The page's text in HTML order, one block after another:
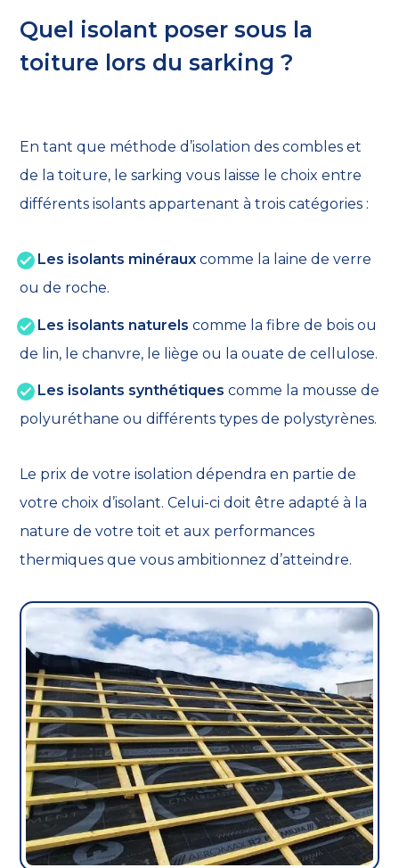
Quel isolant poser sous la
toiture lors du sarking ?
En tant que méthode d’isolation des combles et
de la toiture, le sarking vous laisse le choix entre
différents isolants appartenant à trois catégories :
Les isolants minéraux comme la laine de verre
ou de roche.
Les isolants naturels comme la fibre de bois ou
de lin, le chanvre, le liège ou la ouate de cellulose.
Les isolants synthétiques comme la mousse de
polyuréthane ou différents types de polystyrènes.
Le prix de votre isolation dépendra en partie de
votre choix d’isolant. Celui-ci doit être adapté à la
nature de votre toit et aux performances
thermiques que vous ambitionnez d’atteindre.